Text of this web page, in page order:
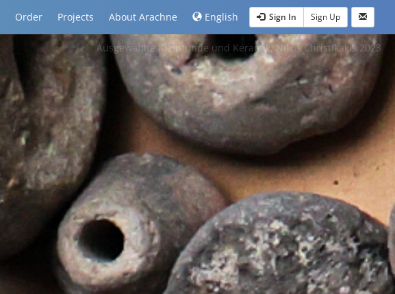
Order Projects About Arachne English Sign In Sign Up
Ausgewählte Kleinfunde und Keramik, Nikos Christikakis 2023